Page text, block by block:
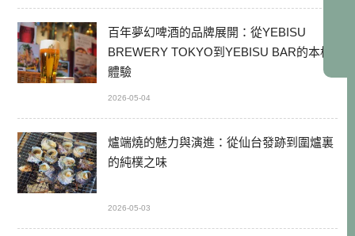
百年夢幻啤酒的品牌展開：從YEBISU
BREWERY TOKYO到YEBISU BAR的本格
體驗
2026-05-04
爐端燒的魅力與演進：從仙台發跡到圍爐裏
的純樸之味
2026-05-03